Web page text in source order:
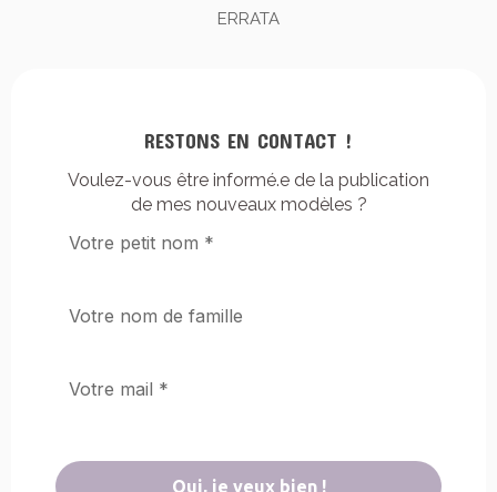
ERRATA
RESTONS EN CONTACT !
Voulez-vous être informé.e de la publication
de mes nouveaux modèles ?